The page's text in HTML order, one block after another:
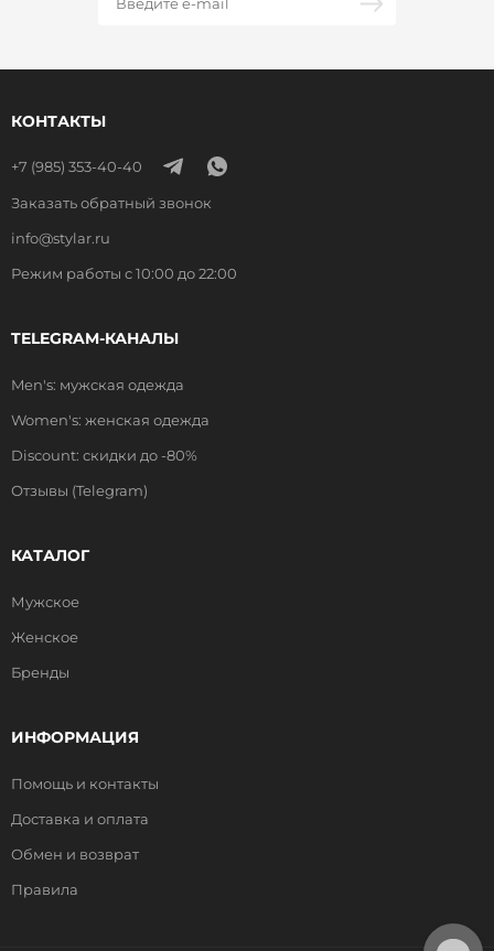
КОНТАКТЫ
+7 (985) 353-40-40
Заказать обратный звонок
info@stylar.ru
Режим работы с 10:00 до 22:00
TELEGRAM-КАНАЛЫ
Men's: мужская одежда
Women's: женская одежда
Discount: скидки до -80%
Отзывы (Telegram)
КАТАЛОГ
Мужское
Женское
Бренды
ИНФОРМАЦИЯ
Помощь и контакты
Доставка и оплата
Обмен и возврат
Правила